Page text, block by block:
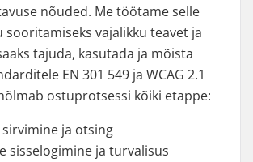
nõuded. Me töötame selle
sooritamiseks vajalikku teavet ja
tajuda, kasutada ja mõista
EN 301 549 ja WCAG 2.1
ostuprotsessi kõiki etappe:
ja otsing
sisselogimine ja turvalisus